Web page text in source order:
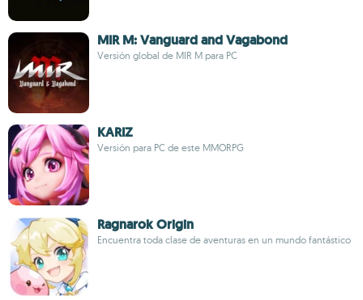
MIR M: Vanguard and Vagabond
Versión global de MIR M para PC
KARIZ
Versión para PC de este MMORPG
Ragnarok Origin
Encuentra toda clase de aventuras en un mundo fantástico